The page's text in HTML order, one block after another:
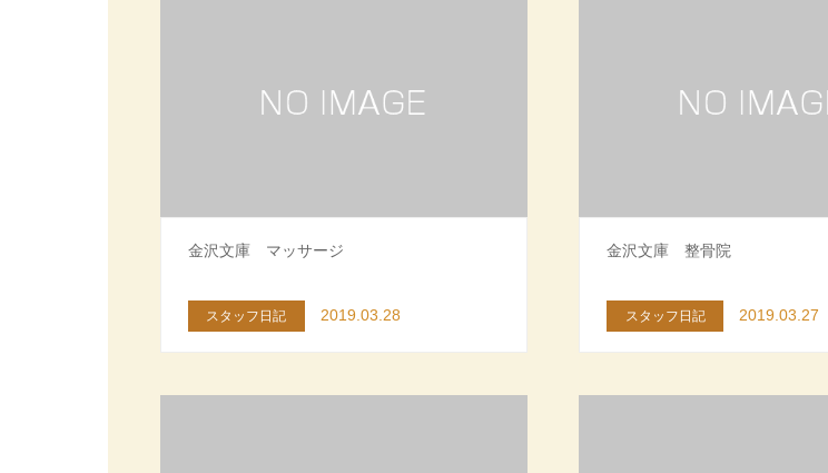
金沢文庫 マッサージ
スタッフ日記 2019.03.28
金沢文庫 整骨院
スタッフ日記 2019.03.27